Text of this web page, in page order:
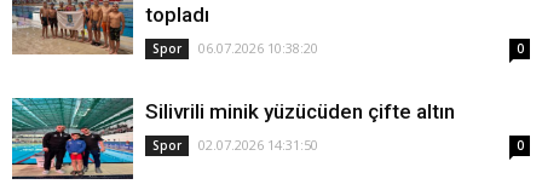
topladı
Spor 06.07.2026 10:38:20 0
Silivrili minik yüzücüden çifte altın
Spor 02.07.2026 14:31:50 0